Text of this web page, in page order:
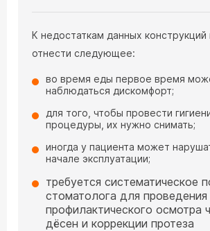
К недостаткам данных
отнести следующее:
во время еды первое время
наблюдаться дискомфорт;
для того, чтобы провести
процедуры, их нужно снимать;
иногда у пациента может
начале эксплуатации;
требуется систематическое
стоматолога для проведения
профилактического осмотра
дёсен и коррекции протеза